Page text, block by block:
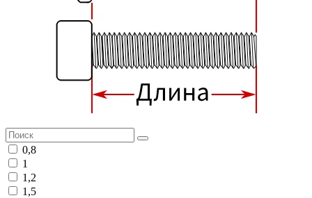
0,8
1
1,2
1,5